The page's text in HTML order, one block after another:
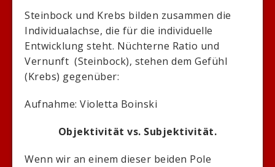
Steinbock und Krebs bilden zusammen die
Individualachse, die für die individuelle
Entwicklung steht. Nüchterne Ratio und
Vernunft (Steinbock), stehen dem Gefühl
(Krebs) gegenüber:
Aufnahme: Violetta Boinski
Objektivität vs. Subjektivität.
Wenn wir an einem dieser beiden Pole